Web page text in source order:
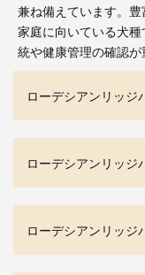
兼ね備えています。
家庭に向いている犬
統や健康管理の確認が
ローデシアンリッジ
ローデシアンリッジ
ローデシアンリッジ